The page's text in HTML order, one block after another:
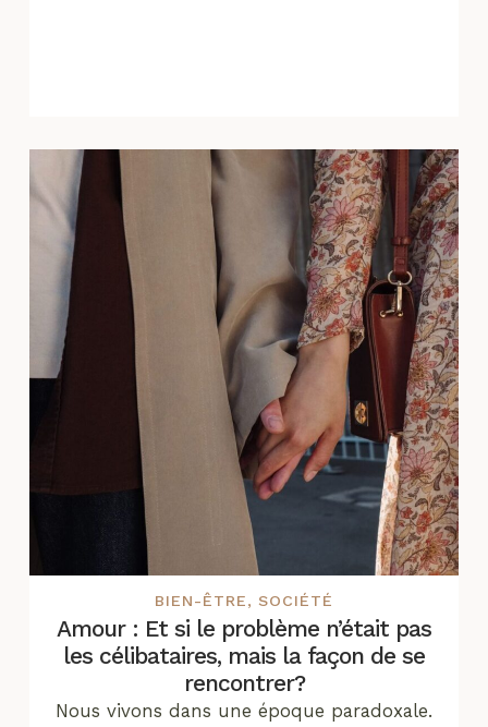
BIEN-ÊTRE, SOCIÉTÉ
Amour : Et si le problème n’était pas
les célibataires, mais la façon de se
rencontrer?
Nous vivons dans une époque paradoxale.